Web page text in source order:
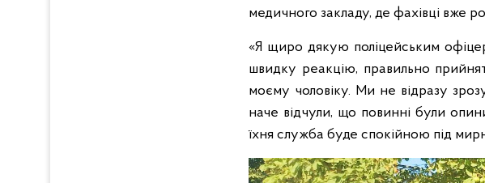
медичного закладу, де фахівці вже
«Я щиро дякую поліцейським
швидку реакцію, правильно
моєму чоловіку. Ми не відразу
наче відчули, що повинні були
їхня служба буде спокійною під